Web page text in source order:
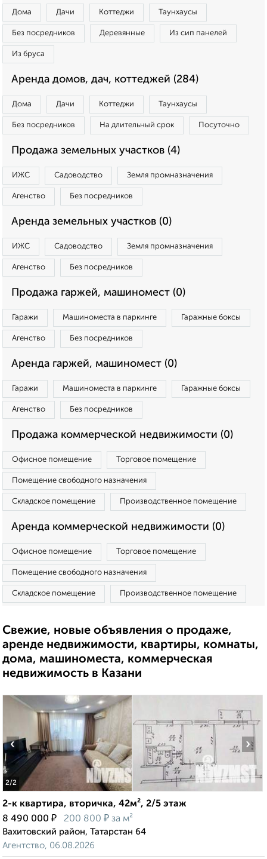
Дома Дачи Коттеджи Таунхаусы
Без посредников Деревянные Из сип панелей
Из бруса
Аренда домов, дач, коттеджей (284)
Дома Дачи Коттеджи Таунхаусы
Без посредников На длительный срок Посуточно
Продажа земельных участков (4)
ИЖС Садоводство Земля промназначения
Агенство Без посредников
Аренда земельных участков (0)
ИЖС Садоводство Земля промназначения
Агенство Без посредников
Продажа гаржей, машиномест (0)
Гаражи Машиноместа в паркинге Гаражные боксы
Агенство Без посредников
Аренда гаржей, машиномест (0)
Гаражи Машиноместа в паркинге Гаражные боксы
Агенство Без посредников
Продажа коммерческой недвижимости (0)
Офисное помещение Торговое помещение
Помещение свободного назначения
Складское помещение Производственное помещение
Аренда коммерческой недвижимости (0)
Офисное помещение Торговое помещение
Помещение свободного назначения
Складское помещение Производственное помещение
Свежие, новые объявления о продаже,
аренде недвижимости, квартиры, комнаты,
дома, машиноместа, коммерческая
недвижимость в Казани
2/2
‹ ›
2-к квартира, вторичка, 42м², 2/5 этаж
8 490 000 ₽ 200 800 ₽ за м²
Вахитовский район, Татарстан 64
Агентство, 06.08.2026